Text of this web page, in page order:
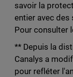
savoir la
entier avec
Pour consulter
** Depuis la
Canalys a
pour refléter